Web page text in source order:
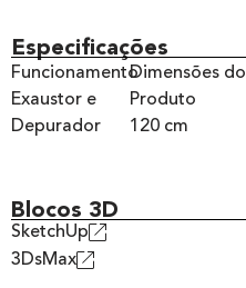
Especificações
Funcionamento
Exaustor e
Depurador
Dimensões do
Produto
120 cm
Blocos 3D
SketchUp
3DsMax